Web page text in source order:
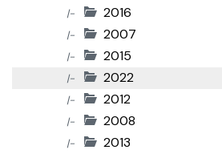
|- 2016
|- 2007
|- 2015
|- 2022
|- 2012
|- 2008
|- 2013